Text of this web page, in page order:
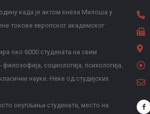
када је актом кнеза Милоша у
токове европског академског
око 6000 студената на свим
социологија, психологија,
науке. Неке од студијских
окупљања студената, место на